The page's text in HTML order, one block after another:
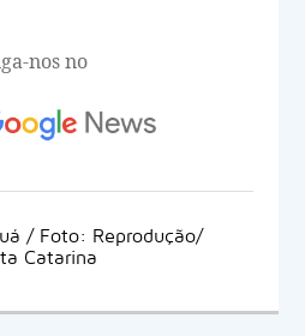
nos no
/ Foto: Reprodução/
Catarina